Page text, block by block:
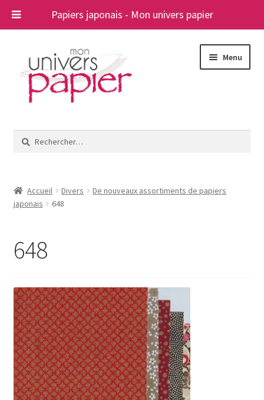
Papiers japonais - Mon univers papier
navigation
contenu
Menu
le
A propos
Rechercher :
Accueil Divers
De nouveaux assortiments de papiers
japonais
648
648